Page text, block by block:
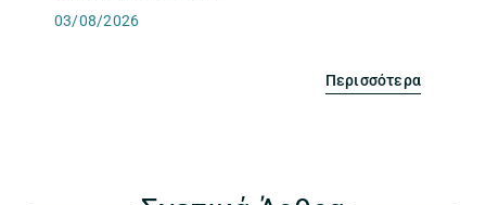
03/08/2026
Περισσότερα